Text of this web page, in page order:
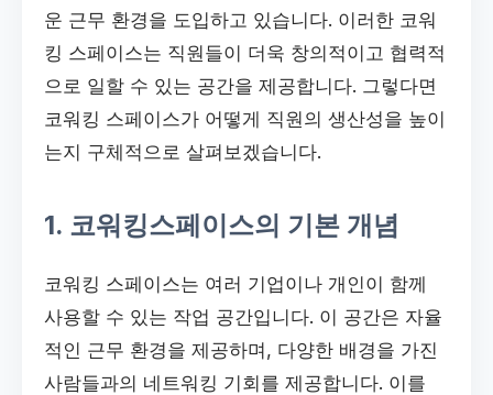
운 근무 환경을 도입하고 있습니다. 이러한 코워
킹 스페이스는 직원들이 더욱 창의적이고 협력적
으로 일할 수 있는 공간을 제공합니다. 그렇다면
코워킹 스페이스가 어떻게 직원의 생산성을 높이
는지 구체적으로 살펴보겠습니다.
1. 코워킹스페이스의 기본 개념
코워킹 스페이스는 여러 기업이나 개인이 함께
사용할 수 있는 작업 공간입니다. 이 공간은 자율
적인 근무 환경을 제공하며, 다양한 배경을 가진
사람들과의 네트워킹 기회를 제공합니다. 이를